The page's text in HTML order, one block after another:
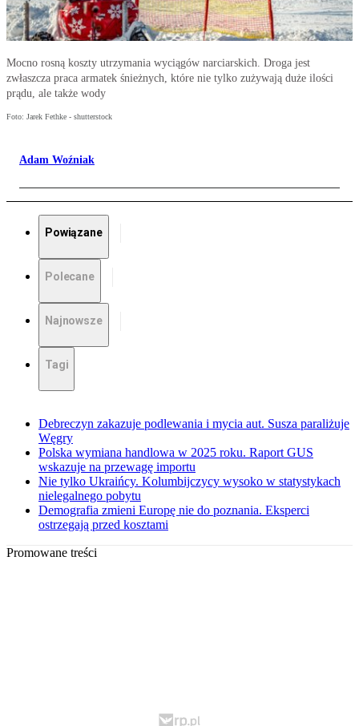
Mocno rosną koszty utrzymania wyciągów narciarskich. Droga jest
zwłaszcza praca armatek śnieżnych, które nie tylko zużywają duże ilości
prądu, ale także wody
Foto: Jarek Fethke - shutterstock
Adam Woźniak
Powiązane
Polecane
Najnowsze
Tagi
Debreczyn zakazuje podlewania i mycia aut. Susza paraliżuje
Węgry
Polska wymiana handlowa w 2025 roku. Raport GUS
wskazuje na przewagę importu
Nie tylko Ukraińcy. Kolumbijczycy wysoko w statystykach
nielegalnego pobytu
Demografia zmieni Europę nie do poznania. Eksperci
ostrzegają przed kosztami
Promowane treści